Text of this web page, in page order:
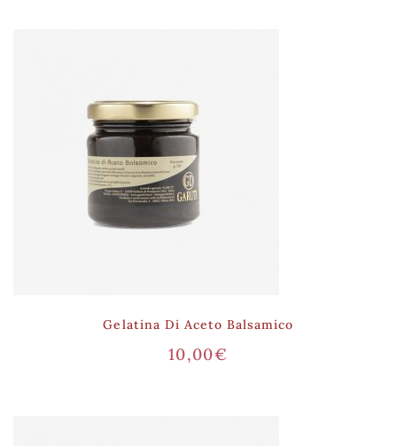
Gelatina Di Aceto Balsamico
10,00€